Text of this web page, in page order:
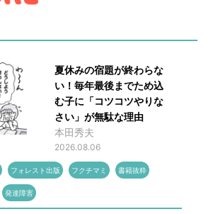
夏休みの宿題が終わらな
い！毎年最後までため込
む子に「コツコツやりな
さい」が無駄な理由
本田秀夫
2026.08.06
フォレスト出版 フクチマミ 書籍抜粋
発達障害